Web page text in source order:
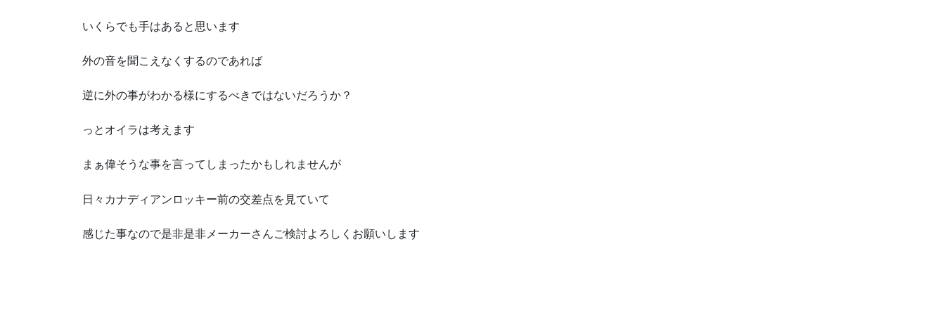
いくらでも手はあると思います
外の音を聞こえなくするのであれば
逆に外の事がわかる様にするべきではないだろうか？
っとオイラは考えます
まぁ偉そうな事を言ってしまったかもしれませんが
日々カナディアンロッキー前の交差点を見ていて
感じた事なので是非是非メーカーさんご検討よろしくお願いします